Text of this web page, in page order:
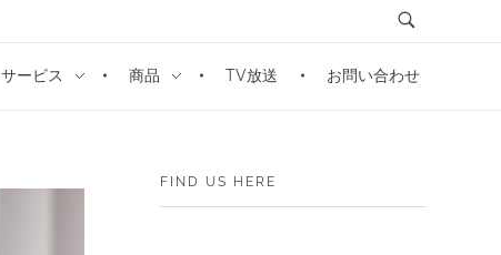
サービス 商品 TV放送 お問い合わせ
FIND US HERE